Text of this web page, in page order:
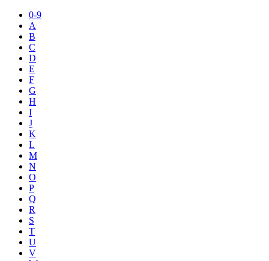
0-9
A
B
C
D
E
F
G
H
I
J
K
L
M
N
O
P
Q
R
S
T
U
V